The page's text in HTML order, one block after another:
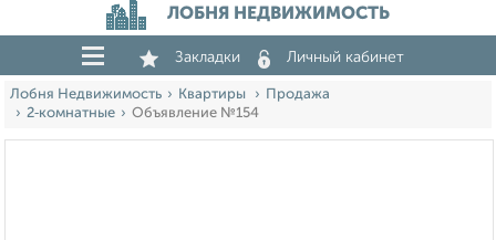
ЛОБНЯ НЕДВИЖИМОСТЬ
Закладки Личный кабинет
Лобня Недвижимость Квартиры
Продажа
2‑комнатные
Объявление №154